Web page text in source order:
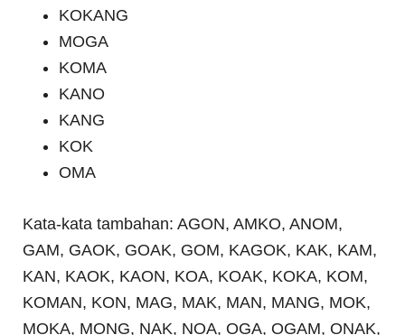
KOKANG
MOGA
KOMA
KANO
KANG
KOK
OMA
Kata-kata tambahan: AGON, AMKO, ANOM,
GAM, GAOK, GOAK, GOM, KAGOK, KAK, KAM,
KAN, KAOK, KAON, KOA, KOAK, KOKA, KOM,
KOMAN, KON, MAG, MAK, MAN, MANG, MOK,
MOKA, MONG, NAK, NOA, OGA, OGAM, ONAK,